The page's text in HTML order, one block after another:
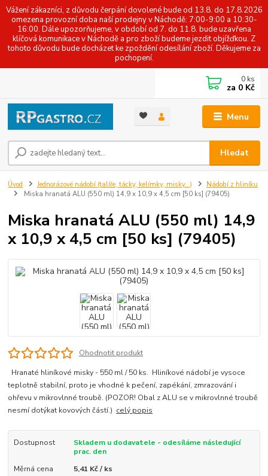
Vážení zákazníci, z důvodu čerpání dovolené bude od 13.8. do 17.8.2026
omezena provozní doba naší prodejny v Náchodě: 7:00-9:00 a 10:30-
16:00. Dále upozorňujeme, v období od 7. do 11.8. bude uzavřena
klíčová komunikace v Náchodě a pro zboží budeme jezdit objížďkou. Z
tohoto důvodu bude docházet ke zpoždění odesílání zboží. Děkujeme za
pochopení.
Menu
Hledat
0 ks
za 0 Kč
Úvod Jednorázové nádobí (talíře, tácky, kelímky, misky...)
Nádobí z hliníku
Miska hranatá ALU (550 ml) 14,9 x 10,9 x 4,5 cm [50 ks] (79405)
Miska hranatá ALU (550 ml) 14,9
x 10,9 x 4,5 cm [50 ks] (79405)
Ohodnotit produkt
Hranaté hliníkové misky - 550 ml / 50 ks. Hliníkové nádobí je vysoce
teplotně stabilní, proto je vhodné k pečení, zapékání, zmrazování i
ohřevu v mikrovlnné troubě. (POZOR! Obal z ALU se v mikrovlnné troubě
nesmí dotýkat kovových částí.) celý popis
Dostupnost
Skladem u dodavatele - odesíláme následující
prac. den
Měrná cena
5,41 Kč / ks